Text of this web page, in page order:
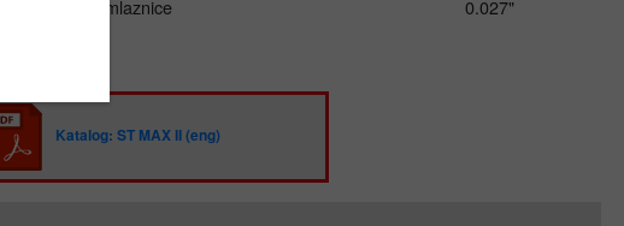
Max. veličina mlaznice
0.027"
Katalog: ST MAX II (eng)